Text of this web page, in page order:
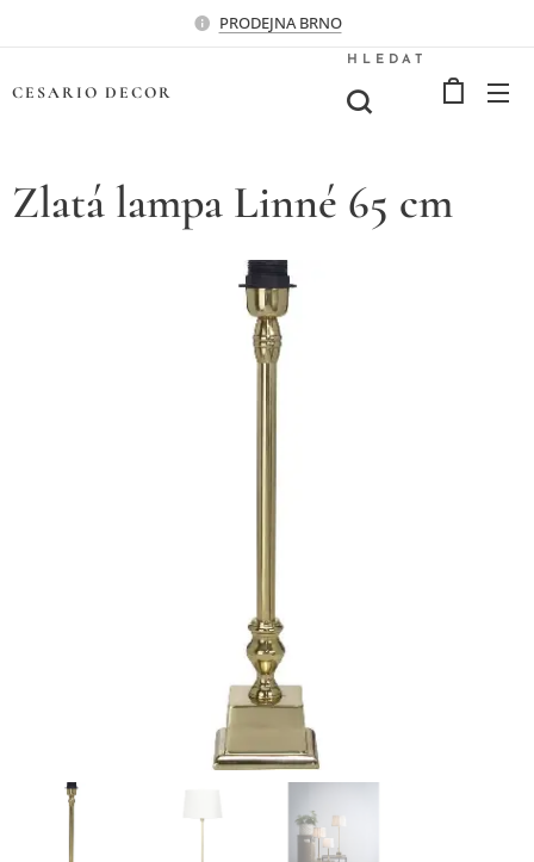
PRODEJNA BRNO
CESARIO DECOR
HLEDAT
Zlatá lampa Linné 65 cm